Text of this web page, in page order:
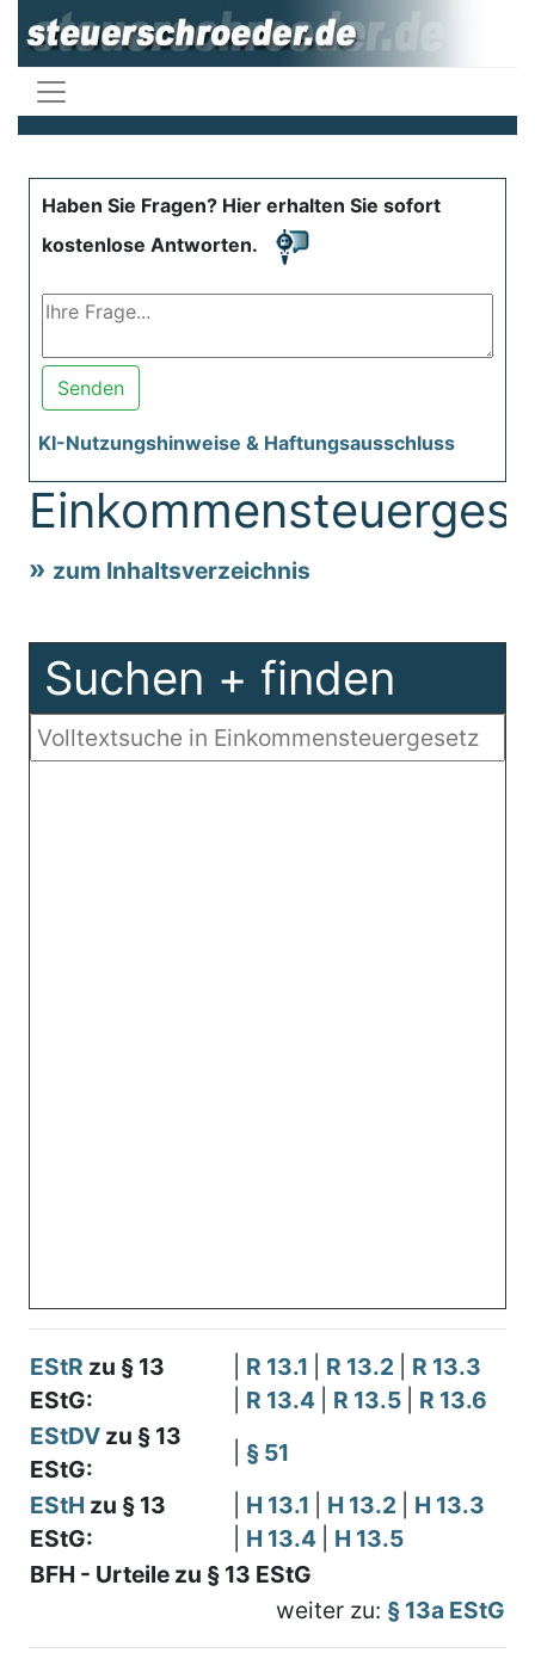
Haben Sie Fragen? Hier erhalten Sie sofort
kostenlose Antworten.
Senden
KI-Nutzungshinweise & Haftungsausschluss
zum Inhaltsverzeichnis
Suchen + finden
EStR zu § 13
EStG:
R 13.1 R 13.2
R 13.3
R 13.4 R 13.5
R 13.6
EStDV zu § 13
EStG:
§ 51
EStH zu § 13
EStG:
H 13.1 H 13.2
H 13.3
H 13.4
H 13.5
BFH - Urteile zu § 13 EStG
weiter zu: § 13a EStG